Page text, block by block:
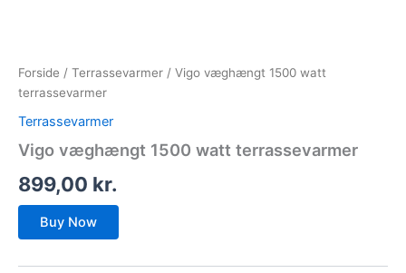
Forside / Terrassevarmer / Vigo væghængt 1500 watt
terrassevarmer
Terrassevarmer
Vigo væghængt 1500 watt terrassevarmer
899,00 kr.
Buy Now